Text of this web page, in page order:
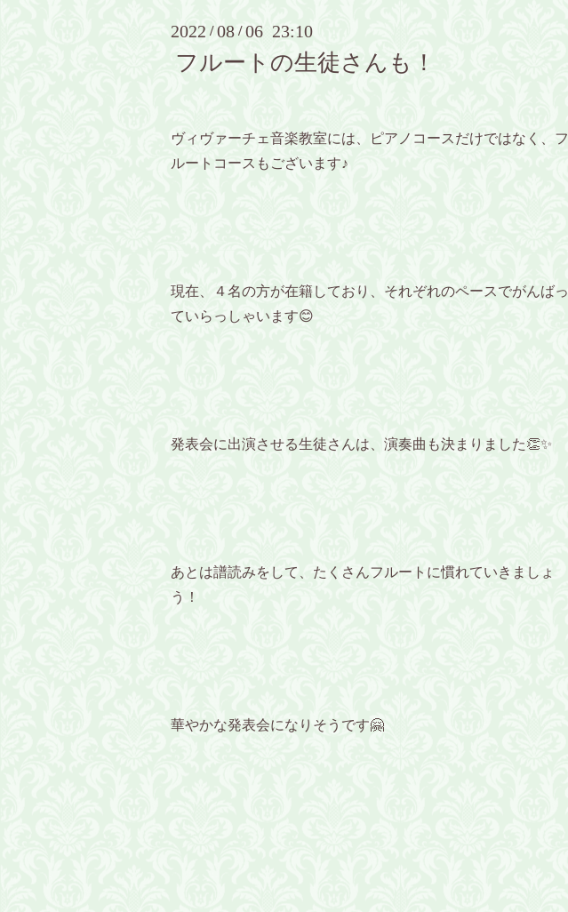
2022 /08 /06 23:10
フルートの生徒さんも！
ヴィヴァーチェ音楽教室には、ピアノコースだけではなく、フ
ルートコースもございます♪
現在、４名の方が在籍しており、それぞれのペースでがんばっ
ていらっしゃいます😊
発表会に出演させる生徒さんは、演奏曲も決まりました👏✨
あとは譜読みをして、たくさんフルートに慣れていきましょ
う！
華やかな発表会になりそうです🤗